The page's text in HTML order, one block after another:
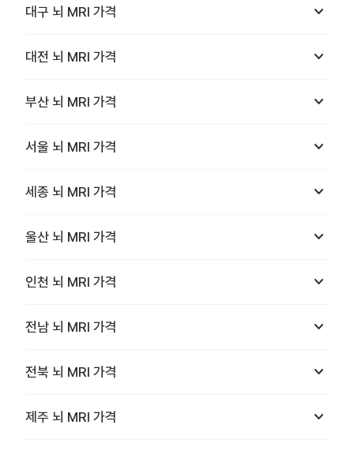
대구 뇌 MRI 가격 keyboard_arrow_down
대전 뇌 MRI 가격 keyboard_arrow_down
부산 뇌 MRI 가격 keyboard_arrow_down
서울 뇌 MRI 가격 keyboard_arrow_down
세종 뇌 MRI 가격 keyboard_arrow_down
울산 뇌 MRI 가격 keyboard_arrow_down
인천 뇌 MRI 가격 keyboard_arrow_down
전남 뇌 MRI 가격 keyboard_arrow_down
전북 뇌 MRI 가격 keyboard_arrow_down
제주 뇌 MRI 가격 keyboard_arrow_down